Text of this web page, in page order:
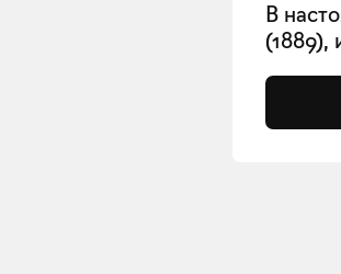
В
(1889),